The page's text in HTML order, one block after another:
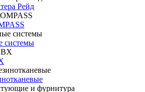
Рейд
системы